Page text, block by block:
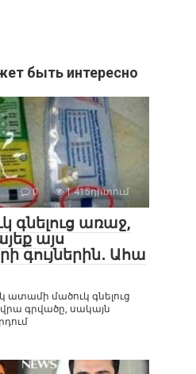
быть интересно
0 1 415դիտում
գնելուց առաջ,
այս
գույներին․ Ահա
ատամի մածուկ գնելուց
գրվածը, սակայն